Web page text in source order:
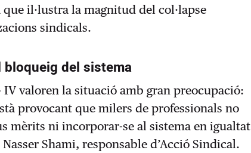
il·lustra la magnitud del col·lapse
sindicals.
del sistema
IV valoren la situació amb gran preocupació:
provocant que milers de professionals no
mèrits ni incorporar-se al sistema en igualtat
Shami, responsable d’Acció Sindical.